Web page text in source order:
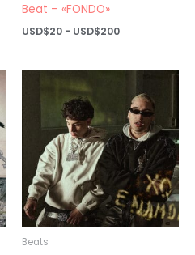
Beat – «FONDO»
USD$20 - USD$200Rango
desde
hasta
USD$200
Beats